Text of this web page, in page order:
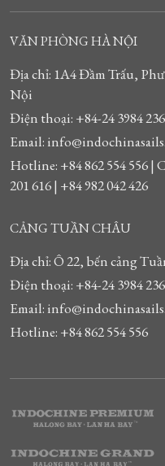
VĂN PHÒNG HÀ NỘI
Địa chỉ: 1A4 Đầm Trấu,
Nội
Điện thoại: +84-24 3984
Email:
Hotline: +84 862 554 556 |
201 616 | +84 982 042 426
CẢNG TUẦN CHÂU
Địa chỉ: Ô 22, bến cảng
Điện thoại: +84-24 3984
Email:
Hotline: +84 862 554 556